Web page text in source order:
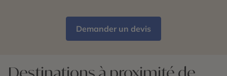
Demander un devis
Destinations à proximité de